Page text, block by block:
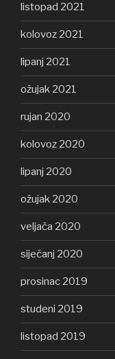
listopad 2021
kolovoz 2021
lipanj 2021
ožujak 2021
rujan 2020
kolovoz 2020
lipanj 2020
ožujak 2020
veljača 2020
siječanj 2020
prosinac 2019
studeni 2019
listopad 2019